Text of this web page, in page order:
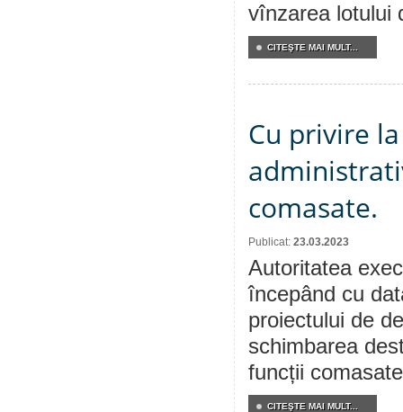
vînzarea lotului
CITEŞTE MAI MULT...
Cu privire
comasate.
Publicat: 23.03.2023
Autoritatea
începând cu
proiectului de
schimbarea
funcții
CITEŞTE MAI MULT...